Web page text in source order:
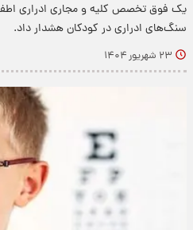
یک فوق تخصص کلیه و مجاری ادراری
سنگ‌های ادراری در کودکان هشدار داد.
۲۳ شهریور ۱۴۰۴